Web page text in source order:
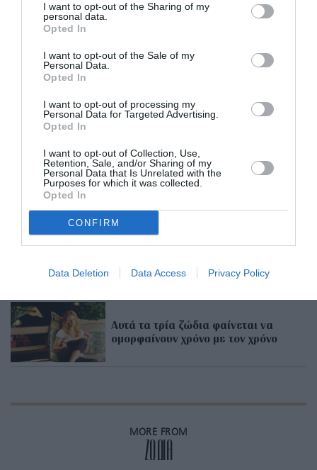
I want to opt-out of the Sharing of my
personal data.
Opted In
I want to opt-out of the Sale of my
Personal Data.
Opted In
I want to opt-out of processing my
Personal Data for Targeted Advertising.
Opted In
I want to opt-out of Collection, Use,
Retention, Sale, and/or Sharing of my
Personal Data that Is Unrelated with the
Purposes for which it was collected.
Opted In
CONFIRM
Data Deletion Data Access Privacy Policy
Ιχθύες
Οι Ιχθύες, που συχνά αναζητούν βαθιά
συναισθηματική σύνδεση, έχουν ταλαιπωρηθεί
όμως φέρνει μια σημαντική αλλαγή, μια σχέση
με πιο σταθερή βάση αρχίζει να διαμορφώνεται.
Αφήνουν πίσω τους τα παιχνίδια και μπαίνουν
σε μια πιο καθαρή, ειλικρινή ερωτική ενέργεια.
ADVERTISEMENT - CONTINUE READING BELOW
RELATED STORY
Αυτά τα τρία ζώδια φαίνεται να
ομορφαίνουν χρόνο με τον χρόνο
MORE FROM
ZΩΔΙΑ